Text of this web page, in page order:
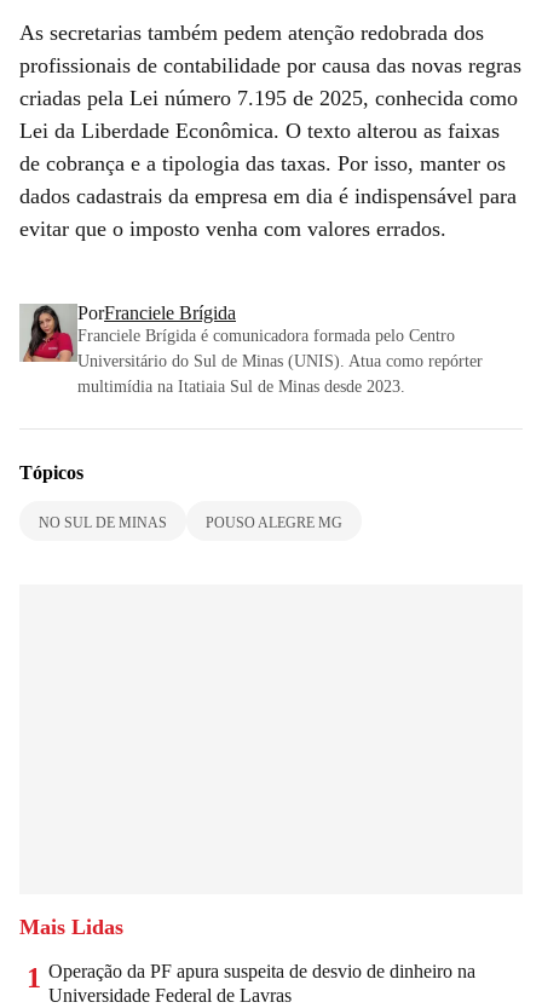
As secretarias também pedem atenção redobrada dos
profissionais de contabilidade por causa das novas regras
criadas pela Lei número 7.195 de 2025, conhecida como
Lei da Liberdade Econômica. O texto alterou as faixas
de cobrança e a tipologia das taxas. Por isso, manter os
dados cadastrais da empresa em dia é indispensável para
evitar que o imposto venha com valores errados.
PorFranciele Brígida
Franciele Brígida é comunicadora formada pelo Centro
Universitário do Sul de Minas (UNIS). Atua como repórter
multimídia na Itatiaia Sul de Minas desde 2023.
Tópicos
NO SUL DE MINAS POUSO ALEGRE MG
Mais Lidas
1 Operação da PF apura suspeita de desvio de dinheiro na
Universidade Federal de Lavras